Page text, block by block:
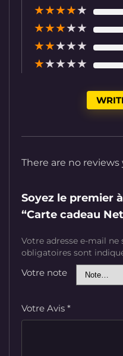
★★★★★
★★★★★
★★★★★
★★★★★
There are no reviews
Soyez le premier
“Carte cadeau
Votre adresse e-mail ne
obligatoires sont
Votre note
Votre Avis *